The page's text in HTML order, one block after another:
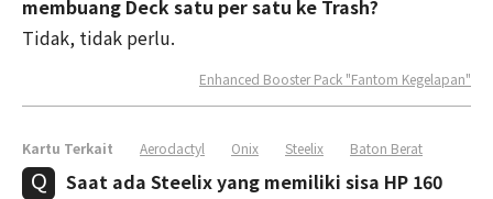
membuang Deck satu per satu ke Trash?
Tidak, tidak perlu.
Enhanced Booster Pack "Fantom Kegelapan"
Kartu Terkait Aerodactyl Onix Steelix Baton Berat
Saat ada Steelix yang memiliki sisa HP 160